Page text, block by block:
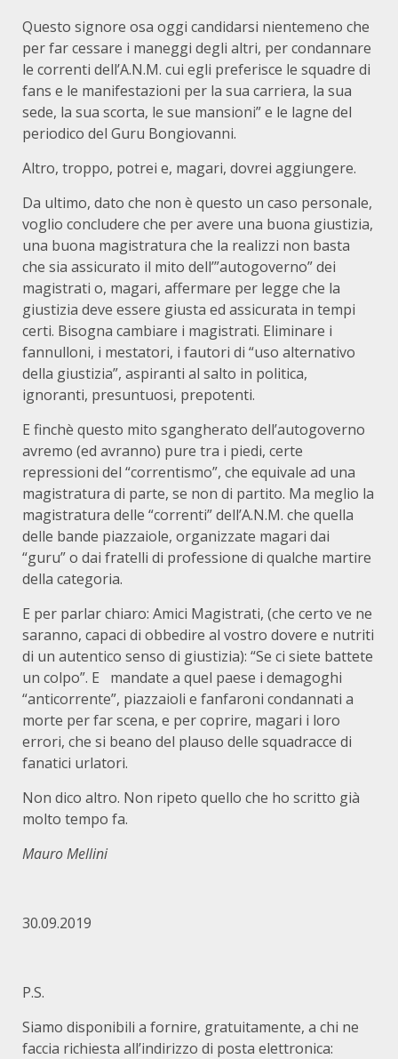
Questo signore osa oggi candidarsi nientemeno che
per far cessare i maneggi degli altri, per condannare
le correnti dell’A.N.M. cui egli preferisce le squadre di
fans e le manifestazioni per la sua carriera, la sua
sede, la sua scorta, le sue mansioni” e le lagne del
periodico del Guru Bongiovanni.
Altro, troppo, potrei e, magari, dovrei aggiungere.
Da ultimo, dato che non è questo un caso personale,
voglio concludere che per avere una buona giustizia,
una buona magistratura che la realizzi non basta
che sia assicurato il mito dell’”autogoverno” dei
magistrati o, magari, affermare per legge che la
giustizia deve essere giusta ed assicurata in tempi
certi. Bisogna cambiare i magistrati. Eliminare i
fannulloni, i mestatori, i fautori di “uso alternativo
della giustizia”, aspiranti al salto in politica,
ignoranti, presuntuosi, prepotenti.
E finchè questo mito sgangherato dell’autogoverno
avremo (ed avranno) pure tra i piedi, certe
repressioni del “correntismo”, che equivale ad una
magistratura di parte, se non di partito. Ma meglio la
magistratura delle “correnti” dell’A.N.M. che quella
delle bande piazzaiole, organizzate magari dai
“guru” o dai fratelli di professione di qualche martire
della categoria.
E per parlar chiaro: Amici Magistrati, (che certo ve ne
saranno, capaci di obbedire al vostro dovere e nutriti
di un autentico senso di giustizia): “Se ci siete battete
un colpo”. E mandate a quel paese i demagoghi
“anticorrente”, piazzaioli e fanfaroni condannati a
morte per far scena, e per coprire, magari i loro
errori, che si beano del plauso delle squadracce di
fanatici urlatori.
Non dico altro. Non ripeto quello che ho scritto già
molto tempo fa.
Mauro Mellini
30.09.2019
P.S.
Siamo disponibili a fornire, gratuitamente, a chi ne
faccia richiesta all’indirizzo di posta elettronica: